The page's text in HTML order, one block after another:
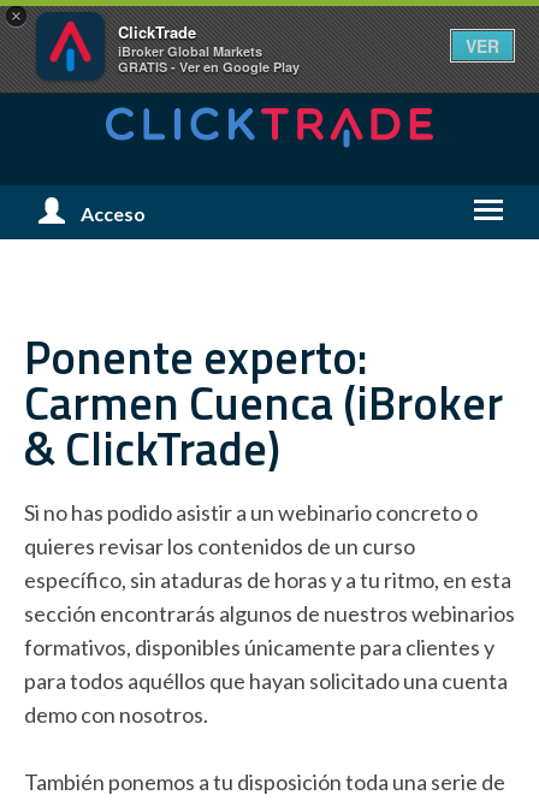
×
ClickTrade
iBroker Global Markets
GRATIS - Ver en Google Play
VER
Menú
de
Menú
de
Acceso
Ponente experto:
Carmen Cuenca (iBroker
& ClickTrade)
Si no has podido asistir a un webinario concreto o
quieres revisar los contenidos de un curso
específico, sin ataduras de horas y a tu ritmo, en esta
sección encontrarás algunos de nuestros webinarios
formativos, disponibles únicamente para clientes y
para todos aquéllos que hayan solicitado una cuenta
demo con nosotros.
También ponemos a tu disposición toda una serie de